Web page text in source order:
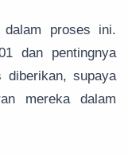
dalam proses ini.
dan pentingnya
diberikan, supaya
mereka dalam